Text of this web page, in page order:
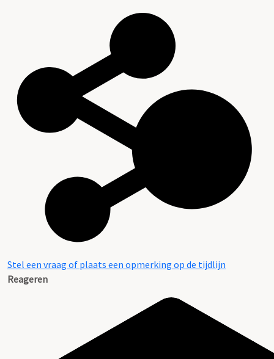
Stel een vraag of plaats een opmerking op de tijdlijn
Reageren